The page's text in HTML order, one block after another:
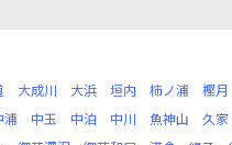
大成川 大浜 垣内 柿ノ浦 樫月
浦 中玉 中泊 中川 魚神山 久家